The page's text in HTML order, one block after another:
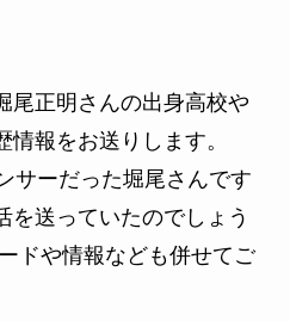
尾正明さんの出身高校や
報をお送りします。
サーだった堀尾さんです
を送っていたのでしょう
ドや情報なども併せてご